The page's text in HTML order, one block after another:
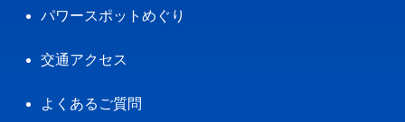
パワースポットめぐり
交通アクセス
よくあるご質問